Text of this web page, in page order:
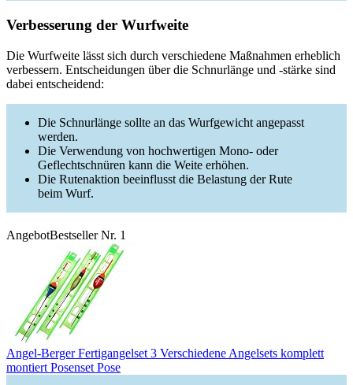
Verbesserung der Wurfweite
Die Wurfweite lässt sich durch verschiedene Maßnahmen erheblich
verbessern. Entscheidungen über die Schnurlänge und -stärke sind
dabei entscheidend:
Die Schnurlänge sollte an das Wurfgewicht angepasst
werden.
Die Verwendung von hochwertigen Mono- oder
Geflechtschnüren kann die Weite erhöhen.
Die Rutenaktion beeinflusst die Belastung der Rute
beim Wurf.
AngebotBestseller Nr. 1
Angel-Berger Fertigangelset 3 Verschiedene Angelsets komplett
montiert Posenset Pose